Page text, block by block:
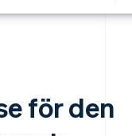
för den